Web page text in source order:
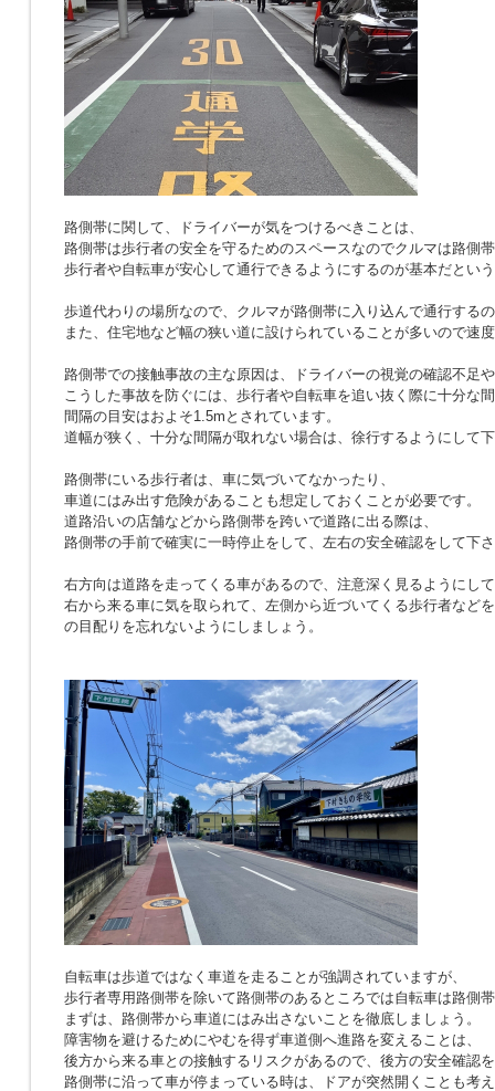
路側帯に関して、ドライバーが気をつけるべきことは、
路側帯は歩行者の安全を守るためのスペースなのでクルマは路側
歩行者や自転車が安心して通行できるようにするのが基本だとい
歩道代わりの場所なので、クルマが路側帯に入り込んで通行する
また、住宅地など幅の狭い道に設けられていることが多いので速
路側帯での接触事故の主な原因は、ドライバーの視覚の確認不足
こうした事故を防ぐには、歩行者や自転車を追い抜く際に十分な
間隔の目安はおよそ1.5mとされています。
道幅が狭く、十分な間隔が取れない場合は、徐行するようにして
路側帯にいる歩行者は、車に気づいてなかったり、
車道にはみ出す危険があることも想定しておくことが必要です。
道路沿いの店舗などから路側帯を跨いで道路に出る際は、
路側帯の手前で確実に一時停止をして、左右の安全確認をして下
右方向は道路を走ってくる車があるので、注意深く見るようにし
右から来る車に気を取られて、左側から近づいてくる歩行者など
の目配りを忘れないようにしましょう。
自転車は歩道ではなく車道を走ることが強調されていますが、
歩行者専用路側帯を除いて路側帯のあるところでは自転車は路側
まずは、路側帯から車道にはみ出さないことを徹底しましょう。
障害物を避けるためにやむを得ず車道側へ進路を変えることは、
後方から来る車との接触するリスクがあるので、後方の安全確認
路側帯に沿って車が停まっている時は、ドアが突然開くことも考